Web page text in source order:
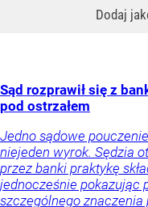
Dodaj
Sąd rozprawił się z
pod ostrzałem
Jedno sądowe
niejeden wyrok. Sędzia
przez banki praktykę
jednocześnie pokazując
szczególnego